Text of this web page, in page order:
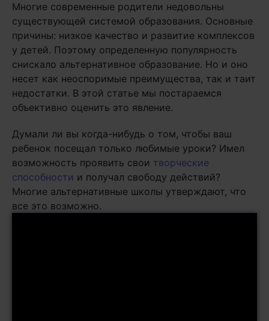
Многие современные родители недовольны
существующей системой образования. Основные
причины: низкое качество и развитие комплексов
у детей. Поэтому определенную популярность
снискало альтернативное образование. Но и оно
несет как неоспоримые преимущества, так и таит
недостатки. В этой статье мы постараемся
объективно оценить это явление.
Думали ли вы когда-нибудь о том, чтобы ваш
ребенок посещал только любимые уроки? Имел
возможность проявить свои творческие
способности и получал свободу действий?
Многие альтернативные школы утверждают, что
все это возможно.